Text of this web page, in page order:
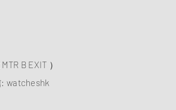
B EXIT ）
watcheshk